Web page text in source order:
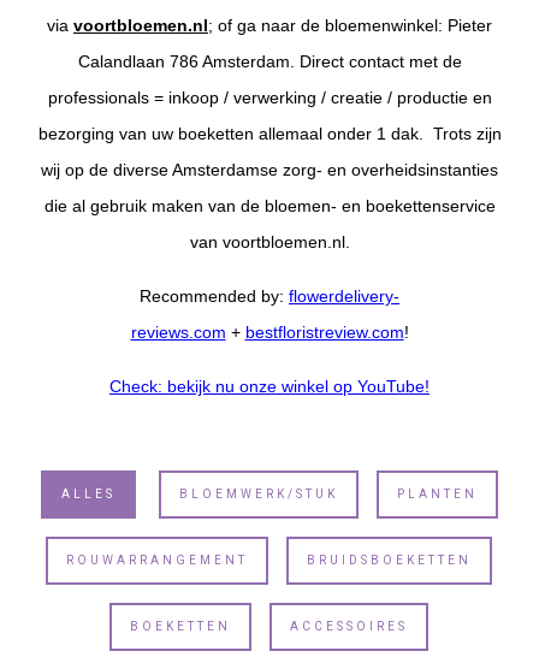
via voortbloemen.nl; of ga naar de bloemenwinkel: Pieter
Calandlaan 786 Amsterdam. Direct contact met de
professionals = inkoop / verwerking / creatie / productie en
bezorging van uw boeketten allemaal onder 1 dak. Trots zijn
wij op de diverse Amsterdamse zorg- en overheidsinstanties
die al gebruik maken van de bloemen- en boekettenservice
van voortbloemen.nl.
Recommended by: flowerdelivery-
reviews.com + bestfloristreview.com!
Check: bekijk nu onze winkel op YouTube!
ALLES BLOEMWERK/STUK PLANTEN
ROUWARRANGEMENT BRUIDSBOEKETTEN
BOEKETTEN ACCESSOIRES